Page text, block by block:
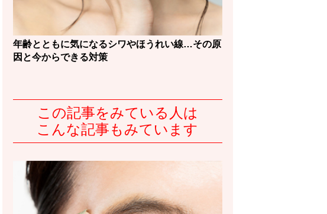
年齢とともに気になるシワやほうれい線…その原
因と今からできる対策
この記事をみている人は
こんな記事もみています